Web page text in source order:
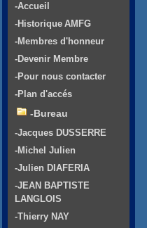
-Accueil
-Historique AMFG
-Membres d'honneur
-Devenir Membre
-Pour nous contacter
-Plan d'accés
-Bureau
-Jacques DUSSERRE
-Michel Julien
-Julien DIAFERIA
-JEAN BAPTISTE
LANGLOIS
-Thierry NAY